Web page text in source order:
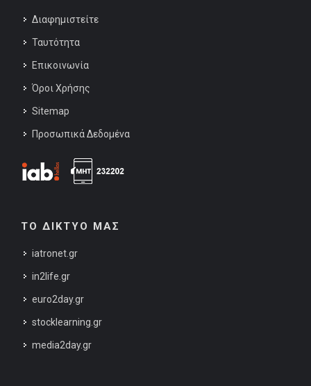
Διαφημιστείτε
Ταυτότητα
Επικοινωνία
Όροι Χρήσης
Sitemap
Προσωπικά Δεδομένα
ΤΟ ΔΙΚΤΥΟ ΜΑΣ
iatronet.gr
in2life.gr
euro2day.gr
stocklearning.gr
media2day.gr